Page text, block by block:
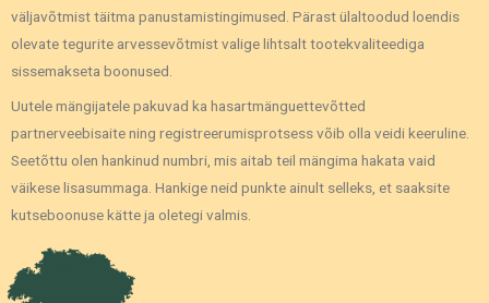
väljavõtmist täitma panustamistingimused. Pärast ülaltoodud loendis
olevate tegurite arvessevõtmist valige lihtsalt tootekvaliteediga
sissemakseta boonused.
Uutele mängijatele pakuvad ka hasartmänguettevõtted
partnerveebisaite ning registreerumisprotsess võib olla veidi keeruline.
Seetõttu olen hankinud numbri, mis aitab teil mängima hakata vaid
väikese lisasummaga. Hankige neid punkte ainult selleks, et saaksite
kutseboonuse kätte ja oletegi valmis.